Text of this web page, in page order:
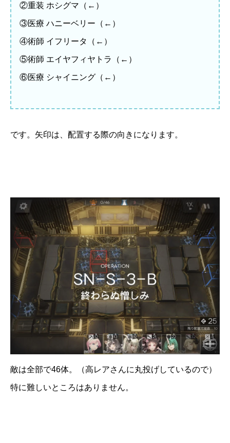
②重装 ホシグマ（←）
③医療 ハニーベリー（←）
④術師 イフリータ（←）
⑤術師 エイヤフィヤトラ（←）
⑥医療 シャイニング（←）
です。矢印は、配置する際の向きになります。
敵は全部で46体。（高レアさんに丸投げしているので）
特に難しいところはありません。